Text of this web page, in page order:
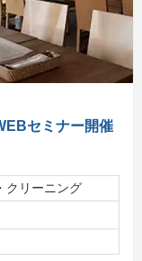
セミナー開催
クリーニング